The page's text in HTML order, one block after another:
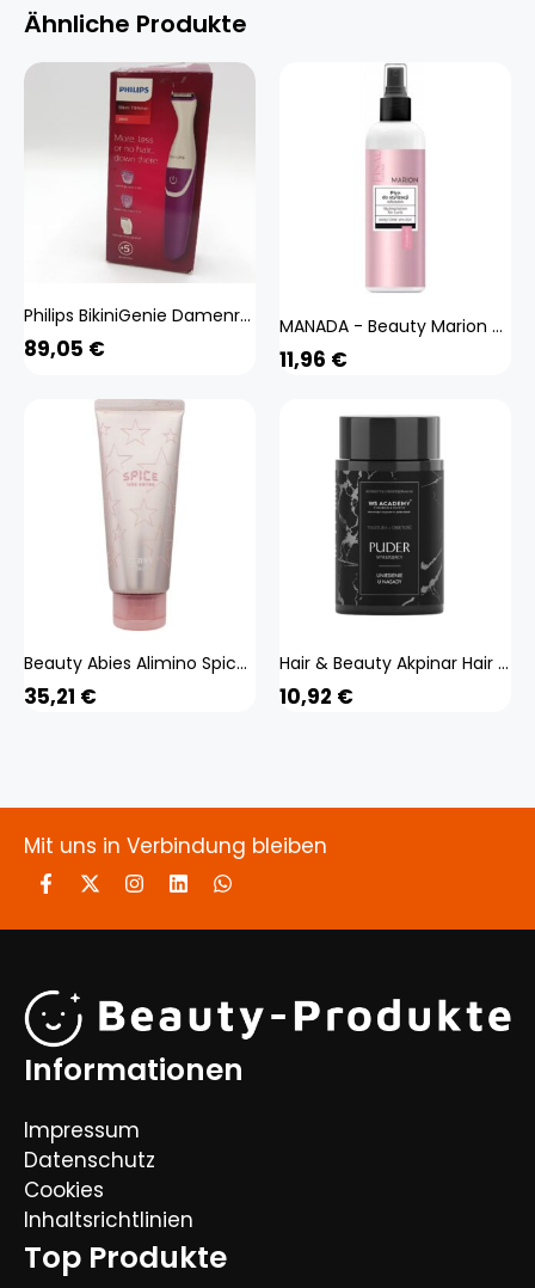
Ähnliche Produkte
Philips BikiniGenie Damenrasierer Tondeuse spécial bikini Rasieren Beauty Styling BRT383/15
89,05 €
MANADA - Beauty Marion Curl Styling Liquid 200ml - Enhance Your Curls
11,96 €
Beauty Abies Alimino Spice Tube Series Gloss 100G Other Hair Gels Styling Products <How to use> As a finishing touch to styling, spread an appropriate amount on yo
35,21 €
Hair & Beauty Akpinar Hair Styling Powder for Texture and Volume 10g WS Ac
10,92 €
Mit uns in Verbindung bleiben
Informationen
Impressum
Datenschutz
Cookies
Inhaltsrichtlinien
Top Produkte